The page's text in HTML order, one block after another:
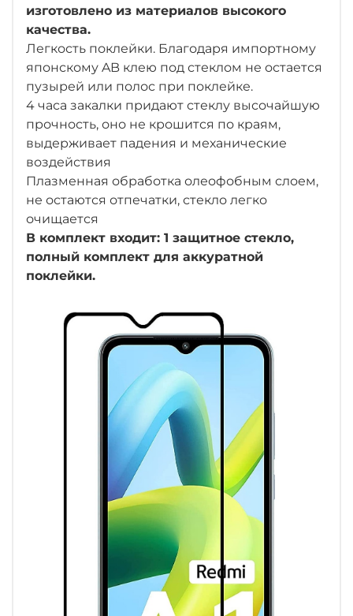
изготовлено из материалов высокого
качества.
Легкость поклейки. Благодаря импортному
японскому AB клею под стеклом не остается
пузырей или полос при поклейке.
4 часа закалки придают стеклу высочайшую
прочность, оно не крошится по краям,
выдерживает падения и механические
воздействия
Плазменная обработка олеофобным слоем,
не остаются отпечатки, стекло легко
очищается
В комплект входит: 1 защитное стекло,
полный комплект для аккуратной
поклейки.